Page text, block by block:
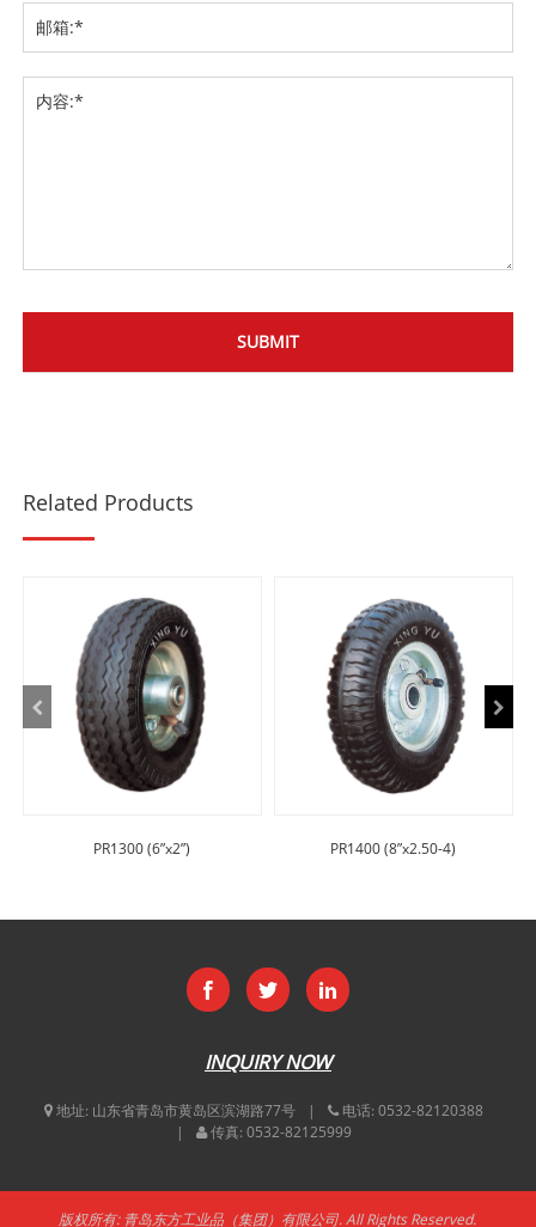
Related Products
PR1300 (6”x2”) PR1400 (8”x2.50-4)
INQUIRY NOW
地址: 山东省青岛市黄岛区滨湖路77号 电话: 0532-82120388
传真: 0532-82125999
版权所有: 青岛东方工业品（集团）有限公司. All Rights Reserved.